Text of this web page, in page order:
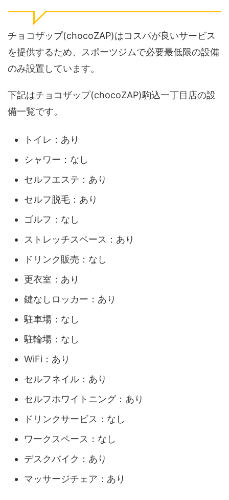
チョコザップ(chocoZAP)はコスパが良いサービス
を提供するため、スポーツジムで必要最低限の設備
のみ設置しています。
下記はチョコザップ(chocoZAP)駒込一丁目店の設
備一覧です。
トイレ：あり
シャワー：なし
セルフエステ：あり
セルフ脱毛：あり
ゴルフ：なし
ストレッチスペース：あり
ドリンク販売：なし
更衣室：あり
鍵なしロッカー：あり
駐車場：なし
駐輪場：なし
WiFi：あり
セルフネイル：あり
セルフホワイトニング：あり
ドリンクサービス：なし
ワークスペース：なし
デスクバイク：あり
マッサージチェア：あり